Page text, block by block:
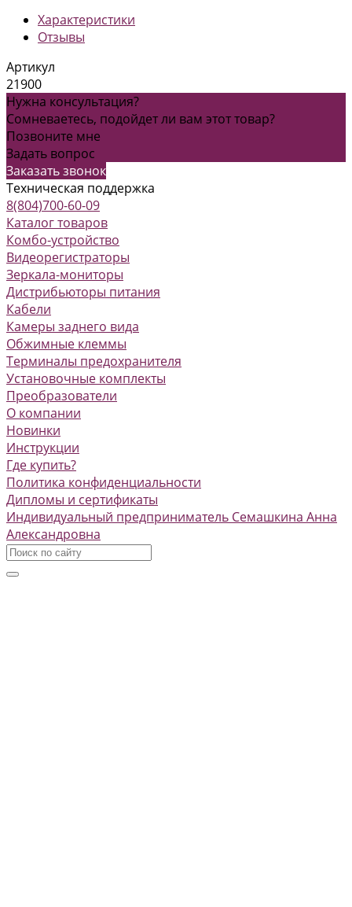
Характеристики
Отзывы
Артикул
21900
Нужна консультация?
Сомневаетесь, подойдет ли вам этот товар?
Позвоните мне
Задать вопрос
Заказать звонок
Техническая поддержка
8(804)700-60-09
Каталог товаров
Комбо-устройство
Видеорегистраторы
Зеркала-мониторы
Дистрибьюторы питания
Кабели
Камеры заднего вида
Обжимные клеммы
Терминалы предохранителя
Установочные комплекты
Преобразователи
О компании
Новинки
Инструкции
Где купить?
Политика конфиденциальности
Дипломы и сертификаты
Индивидуальный предприниматель Семашкина Анна
Александровна